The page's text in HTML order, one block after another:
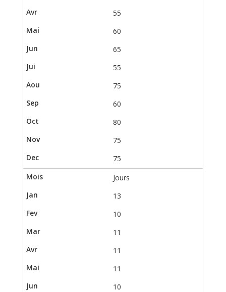
55
60
65
55
75
60
80
75
75
Jours
13
10
11
11
11
10